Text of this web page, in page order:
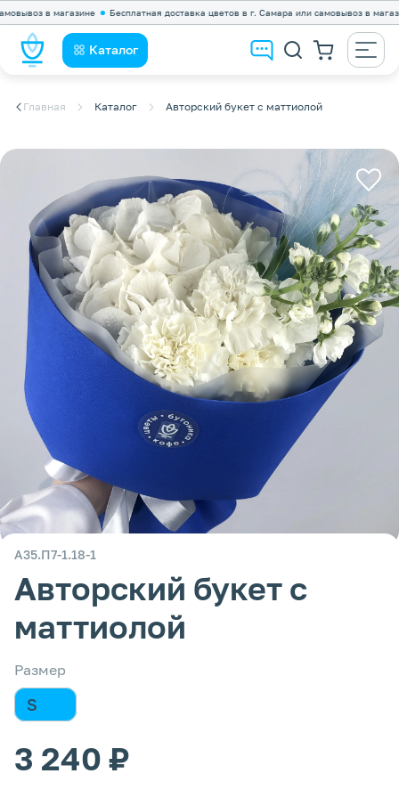
в магазине Бесплатная доставка цветов в г. Самара или самовывоз в магазине
Каталог
Главная Каталог Авторский букет с маттиолой
А35.П7-1.18-1
Авторский букет с
маттиолой
Размер
S
3 240 ₽